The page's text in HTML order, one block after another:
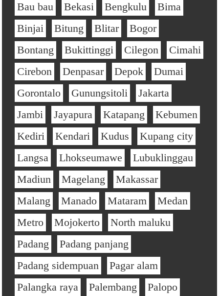
Bau bau
Bekasi Bengkulu
Bima
Binjai
Bitung Blitar
Bogor
Bontang
Bukittinggi Cilegon
Cimahi
Cirebon
Denpasar Depok
Dumai
Gorontalo
Gunungsitoli
Jakarta
Jambi
Jayapura Katapang
Kebumen
Kediri
Kendari Kudus
Kupang city
Langsa
Lhokseumawe
Lubuklinggau
Madiun
Magelang
Makassar
Malang
Manado Mataram
Medan
Metro
Mojokerto
North maluku
Padang
Padang panjang
Padang sidempuan
Pagar alam
Palangka raya
Palembang Palopo